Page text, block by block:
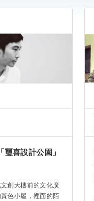
喜設計公園」
創大樓前的文化廣
色小屋，裡面的陌